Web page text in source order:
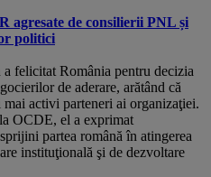
agresate de consilierii PNL și
politici
felicitat România pentru decizia
de aderare, arătând că
mai activi parteneri ai organizaţiei.
OCDE, el a exprimat
partea română în atingerea
instituţională şi de dezvoltare